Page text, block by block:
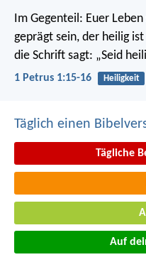
Im Gegenteil: Euer
geprägt sein, der heilig
die Schrift sagt: „Seid
1 Petrus 1:15-16 Heiligkeit
Täglich einen
Tägliche
Auf